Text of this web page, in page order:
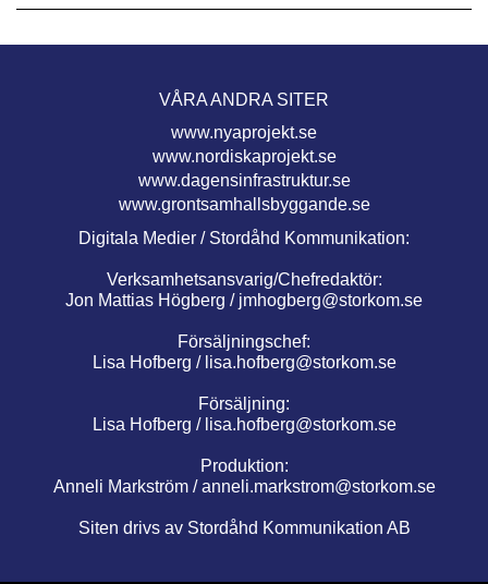
VÅRA ANDRA SITER
www.nyaprojekt.se
www.nordiskaprojekt.se
www.dagensinfrastruktur.se
www.grontsamhallsbyggande.se
Digitala Medier / Stordåhd Kommunikation:
Verksamhetsansvarig/Chefredaktör:
Jon Mattias Högberg / jmhogberg@storkom.se
Försäljningschef:
Lisa Hofberg / lisa.hofberg@storkom.se
Försäljning:
Lisa Hofberg / lisa.hofberg@storkom.se
Produktion:
Anneli Markström /anneli.markstrom@storkom.se
Siten drivs av Stordåhd Kommunikation AB